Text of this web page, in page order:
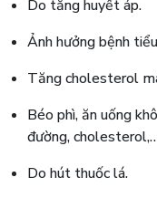
Do tăng huyết áp.
Ảnh hưởng bệnh
Tăng cholesterol
Béo phì, ăn uống
đường,
Do hút thuốc lá.